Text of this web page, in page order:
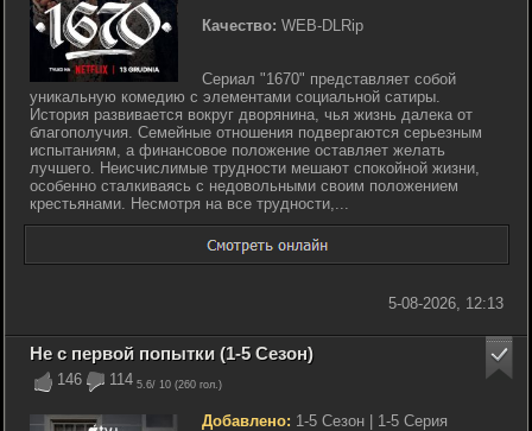
Качество: WEB-DLRip
Сериал "1670" представляет собой
уникальную комедию с элементами социальной сатиры.
История развивается вокруг дворянина, чья жизнь далека от
благополучия. Семейные отношения подвергаются серьезным
испытаниям, а финансовое положение оставляет желать
лучшего. Неисчислимые трудности мешают спокойной жизни,
особенно сталкиваясь с недовольными своим положением
крестьянами. Несмотря на все трудности,...
5-08-2026, 12:13
146 114 5.6/ 10 (260 гол.)
Не с первой попытки (1-5 Сезон)
Добавлено: 1-5 Сезон | 1-5 Серия